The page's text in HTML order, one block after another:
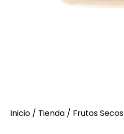
Inicio / Tienda / Frutos Secos